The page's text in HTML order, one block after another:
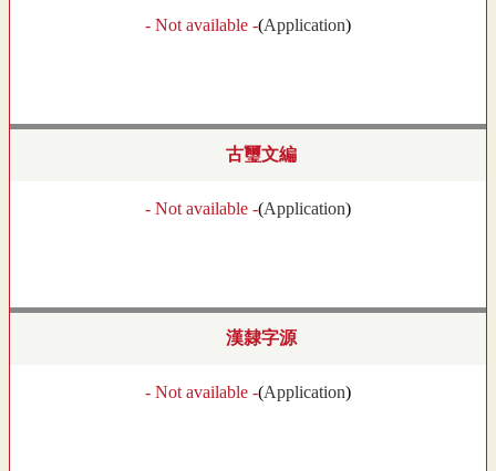
- Not available -(Application)
古璽文編
- Not available -(Application)
漢隸字源
- Not available -(Application)